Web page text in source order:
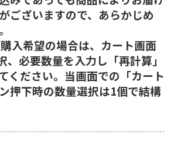
ございますので、あらかじめ
入希望の場合は、カート画面
、必要数量を入力し「再計算」
ください。当画面での「カート
押下時の数量選択は1個で結構